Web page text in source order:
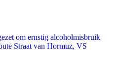
om ernstig alcoholmisbruik
Straat van Hormuz, VS